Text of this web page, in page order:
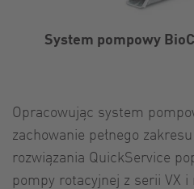
Opracowując system
zachowanie pełnego
rozwiązania QuickService
pompy rotacyjnej z serii VX
System pompowy